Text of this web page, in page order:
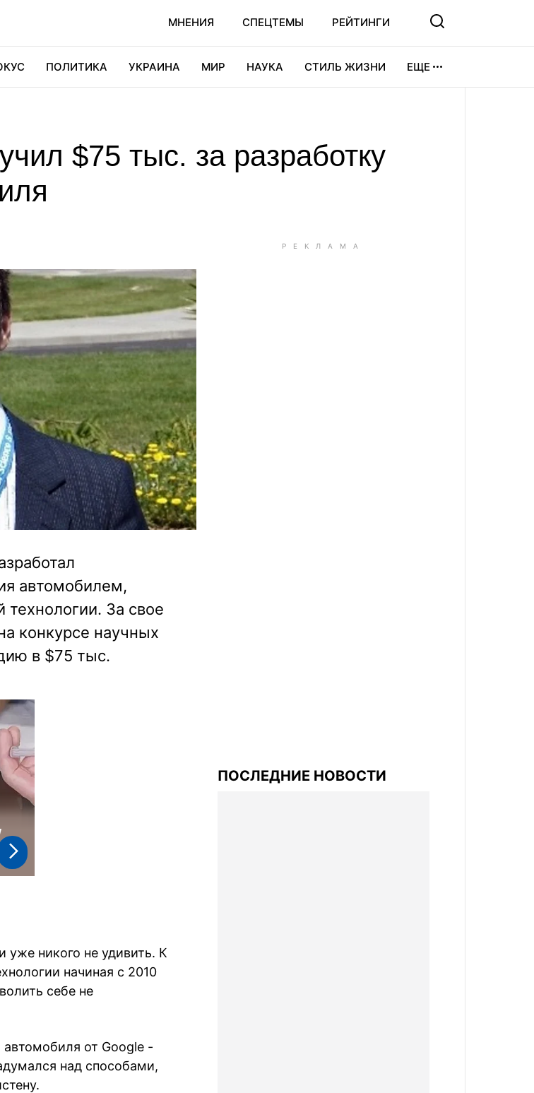
МНЕНИЯ СПЕЦТЕМЫ РЕЙТИНГИ
ПОЛИТИКА УКРАИНА МИР НАУКА СТИЛЬ ЖИЗНИ ЕЩЕ
$75 тыс. за разработку
автомобилем,
За свое
конкурсе научных
в $75 тыс.
никого не удивить. К
начиная с 2010
себе не
от Google -
над способами,
ПОСЛЕДНИЕ НОВОСТИ